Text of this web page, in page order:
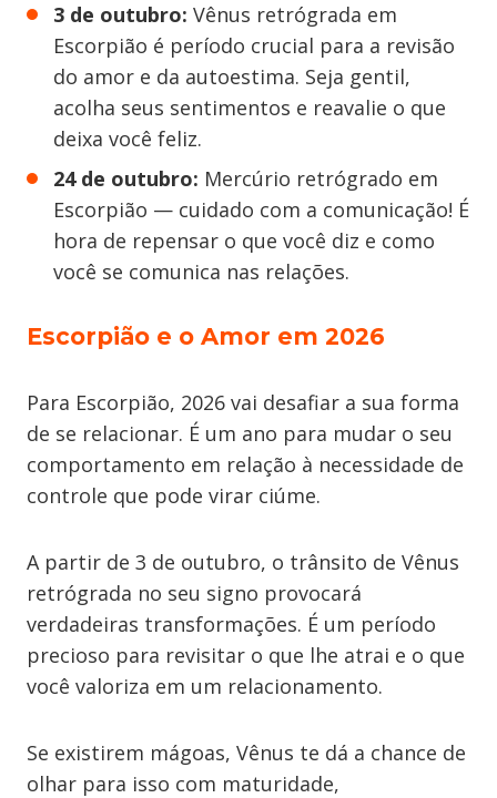
3 de outubro: Vênus retrógrada em
Escorpião é período crucial para a revisão
do amor e da autoestima. Seja gentil,
acolha seus sentimentos e reavalie o que
deixa você feliz.
24 de outubro: Mercúrio retrógrado em
Escorpião — cuidado com a comunicação! É
hora de repensar o que você diz e como
você se comunica nas relações.
Escorpião e o Amor em 2026
Para Escorpião, 2026 vai desafiar a sua forma
de se relacionar. É um ano para mudar o seu
comportamento em relação à necessidade de
controle que pode virar ciúme.
A partir de 3 de outubro, o trânsito de Vênus
retrógrada no seu signo provocará
verdadeiras transformações. É um período
precioso para revisitar o que lhe atrai e o que
você valoriza em um relacionamento.
Se existirem mágoas, Vênus te dá a chance de
olhar para isso com maturidade,